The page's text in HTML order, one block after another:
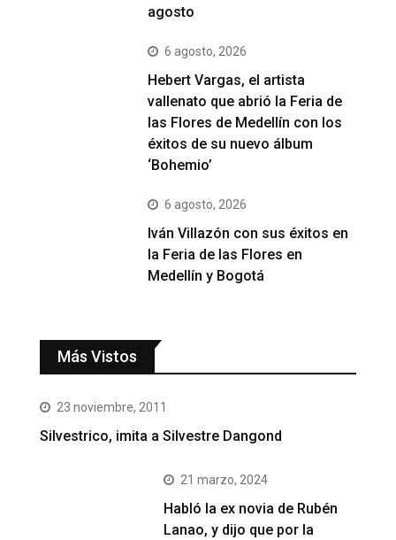
agosto
6 agosto, 2026
Hebert Vargas, el artista
vallenato que abrió la Feria de
las Flores de Medellín con los
éxitos de su nuevo álbum
‘Bohemio’
6 agosto, 2026
Iván Villazón con sus éxitos en
la Feria de las Flores en
Medellín y Bogotá
Más Vistos
23 noviembre, 2011
Silvestrico, imita a Silvestre Dangond
21 marzo, 2024
Habló la ex novia de Rubén
Lanao, y dijo que por la